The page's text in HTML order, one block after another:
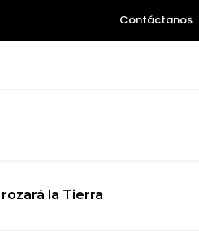
Contáctanos
la Tierra